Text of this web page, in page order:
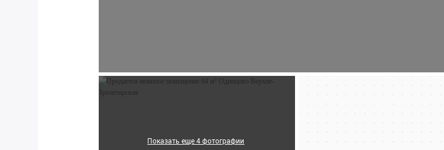
Показать еще 4 фотографии